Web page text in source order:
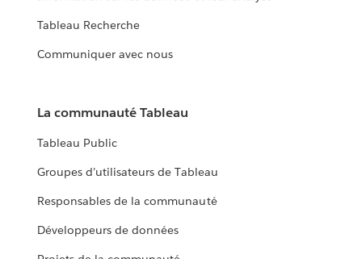
Tableau Recherche
Communiquer avec nous
La communauté Tableau
Tableau Public
Groupes d’utilisateurs de Tableau
Responsables de la communauté
Développeurs de données